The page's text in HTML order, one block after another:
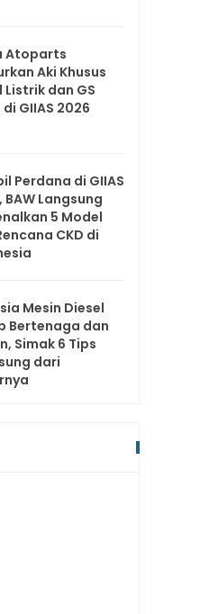
Atoparts
Aki Khusus
Listrik dan GS
di GIIAS 2026
Perdana di GIIAS
BAW Langsung
5 Model
CKD di
Mesin Diesel
Bertenaga dan
Simak 6 Tips
dari